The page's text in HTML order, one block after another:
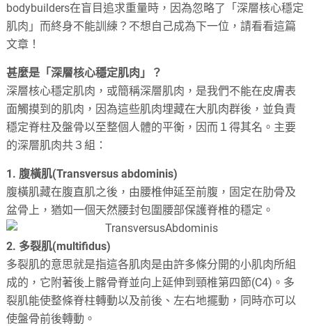
bodybuilders在盲目追求重量時，因為忽略了「深層核心穩定
肌肉」而終身不能訓練？不想自己成為下一位，請看看這篇
文章！
甚麼是「深層核心穩定肌肉」？
深層核心穩定肌肉，或簡稱深層肌肉，是我們不能在皮膚表
面觸摸到的肌肉，因為這些肌肉埋藏在大肌肉群後，並負責
穩定脊柱及盤骨以至整個人體的平衡，因而１得其名。主要
的深層肌肉共３組：
1. 腹橫肌(Transversus abdominis)
腹橫肌藏在腹直肌之後，由腰椎伸延至前腹，固定在肋骨及
盆骨上，猶如一個天然腰封包圍腰部保護脊椎的穩定。
2. 多裂肌(multifidus)
多裂肌的意思就是指這各肌肉是由許多條分開的小肌肉所組
成的，它附著後上髂骨脊並向上延伸到頸椎第四節(C4)。多
裂肌能使整條脊柱轉動以及前後、左右地擺動，同時亦可以
使盤骨前後轉動。